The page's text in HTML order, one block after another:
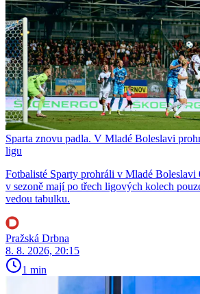
Sparta znovu padla. V Mladé Boleslavi
ligu
Fotbalisté Sparty prohráli v Mladé Boleslavi
v sezoně mají po třech ligových kolech
vedou tabulku.
Pražská Drbna
8. 8. 2026, 20:15
1 min